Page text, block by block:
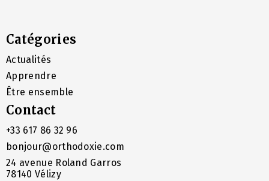
Catégories
Actualités
Apprendre
Être ensemble
Contact
+33 617 86 32 96
bonjour@orthodoxie.com
24 avenue Roland Garros
78140 Vélizy